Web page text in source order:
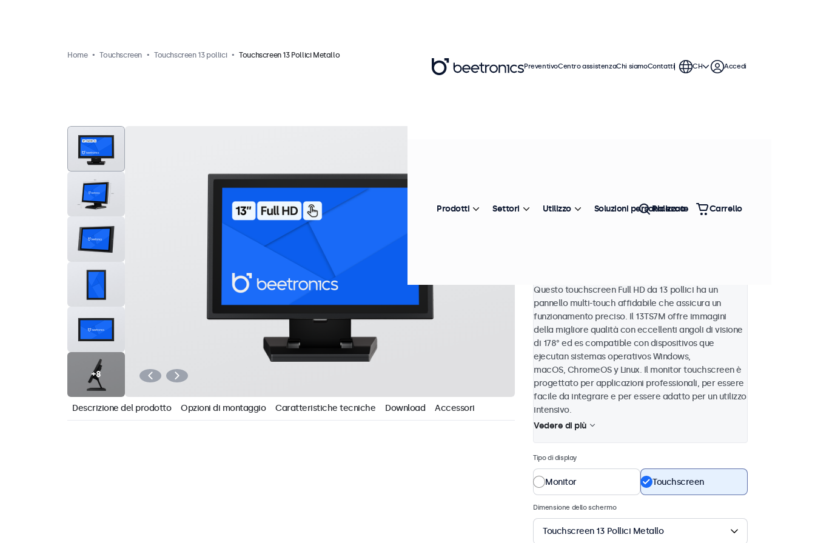
Home Touchscreen Touchscreen 13 pollici Touchscreen 13 Pollici Metallo
Descrizione del prodotto Opzioni di montaggio Caratteristiche tecniche Download Accessori
Informazioni sul prodotto
Questo touchscreen Full HD da 13 pollici ha un
pannello multi-touch affidabile che assicura un
funzionamento preciso. Il 13TS7M offre immagini
della migliore qualità con eccellenti angoli di visione
di 178° ed es compatible con dispositivos que
ejecutan sistemas operativos Windows,
macOS, ChromeOS y Linux. Il monitor touchscreen è
progettato per applicazioni professionali, per essere
facile da integrare e per essere adatto per un utilizzo
intensivo.
Vedere di più
Tipo di display
Monitor Touchscreen
Dimensione dello schermo
Touchscreen 13 Pollici Metallo
PreventivoCentro assistenzaChi siamoContatti CH Accedi
Prodotti Settori Utilizzo Soluzioni personalizzate
Ricerca Carrello